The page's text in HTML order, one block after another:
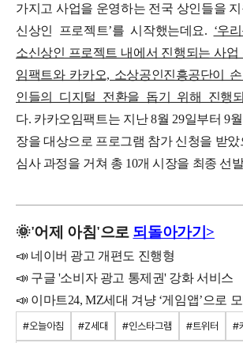
가지고 사업을 운영하는 전국 상인들을
신상인 프로젝트’를 시작했는데요. ‘우
소신상인 프로젝트 내에서 진행되는 사업
임팩트와 카카오, 소상공인진흥공단이
인들의 디지털 전환을 돕기 위해 진행
다. 카카오임팩트는 지난 8월 29일부터 9
장을 대상으로 프로그램 참가 신청을 받
심사 과정을 거쳐 총 10개 시장을 최종 선
🌞'어제 아침'으로 되돌아가기>
📣 네이버 광고 개편도 진행형
📣 구글 '소비자 광고 통제권' 강화 서비스
📣 이마트24, MZ세대 겨냥 ‘게 임앱’으로
#오늘아침 #Z세대 #인스타그램 #트위터 #